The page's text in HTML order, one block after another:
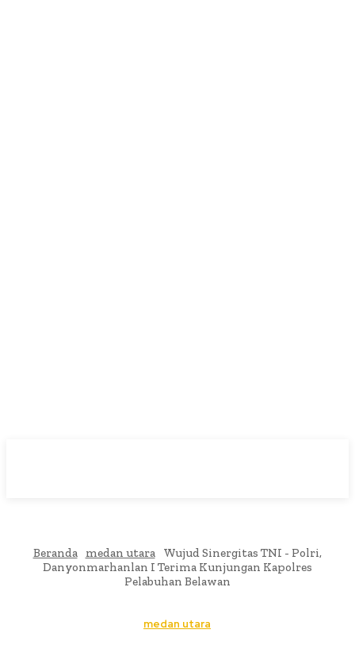
Beranda medan utara
Wujud Sinergitas TNI - Polri,
Danyonmarhanlan I Terima Kunjungan Kapolres
Pelabuhan Belawan
medan utara